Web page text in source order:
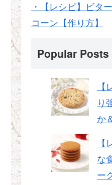
・【レシピ】ビタ
コーン【作り方】
Popular Posts
り
か
な
ー